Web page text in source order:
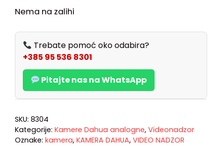
Nema na zalihi
Trebate pomoć oko odabira?
+385 95 536 8301
Pitajte nas na WhatsApp
SKU: 8304
Kategorije: Kamere Dahua analogne, Videonadzor
Oznake: kamera, KAMERA DAHUA, VIDEO NADZOR